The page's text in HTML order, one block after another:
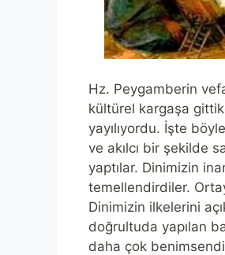
Hz. Peygamberin
kültürel kargaşa
yayılıyordu. İşte
ve akılcı bir şekilde
yaptılar. Dinimizin
temellendirdiler.
Dinimizin ilkelerini
doğrultuda yapılan
daha çok